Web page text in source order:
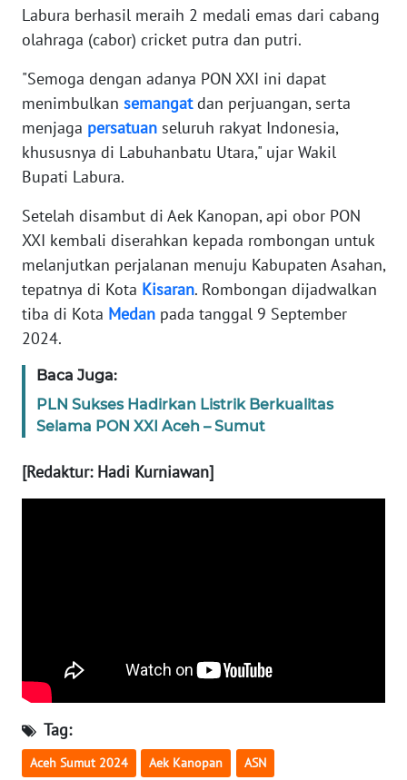
Labura berhasil meraih 2 medali emas dari cabang
olahraga (cabor) cricket putra dan putri.
"Semoga dengan adanya PON XXI ini dapat
menimbulkan semangatdan perjuangan, serta
menjaga persatuan seluruh rakyat Indonesia,
khususnya di Labuhanbatu Utara," ujar Wakil
Bupati Labura.
Setelah disambut di Aek Kanopan, api obor PON
XXI kembali diserahkan kepada rombongan untuk
melanjutkan perjalanan menuju Kabupaten Asahan,
tepatnya di Kota Kisaran. Rombongan dijadwalkan
tiba di Kota Medan pada tanggal 9 September
2024.
Baca Juga:
PLN Sukses Hadirkan Listrik Berkualitas
Selama PON XXI Aceh – Sumut
[Redaktur: Hadi Kurniawan]
Tag:
Aceh Sumut 2024 Aek Kanopan ASN
RIAU
SERAMBI
WN
JAMBI
SULTRA
WN
NTB
WN
WN
SULBAR
WN
WN
BENGKULU
WN
LAMPUNG